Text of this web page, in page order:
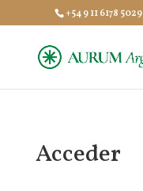
+54 9 11 6178 5029
Acceder